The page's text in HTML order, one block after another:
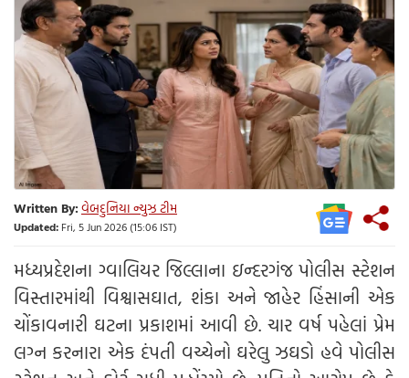
Written By:વેબદુનિયા ન્યુઝ ટીમ
Updated: Fri, 5 Jun 2026 (15:06 IST)
મધ્યપ્રદેશના ગ્વાલિયર જિલ્લાના ઇન્દરગંજ પોલીસ સ્ટેશન
વિસ્તારમાંથી વિશ્વાસઘાત, શંકા અને જાહેર હિંસાની એક
ચોંકાવનારી ઘટના પ્રકાશમાં આવી છે. ચાર વર્ષ પહેલાં પ્રેમ
લગ્ન કરનારા એક દંપતી વચ્ચેનો ઘરેલુ ઝઘડો હવે પોલીસ